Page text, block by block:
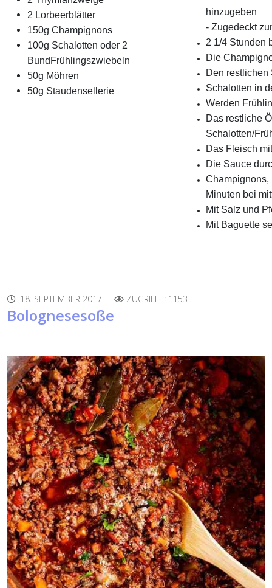
2 Lorbeerblätter
150g Champignons
100g Schalotten oder 2
BundFrühlingszwiebeln
50g Möhren
50g Staudensellerie
hinzugeben
- Zugedeckt
2 1/4 Stunden
Die
Den restlichen
Schalotten in
Werden
Das restliche
Schalotten/
Das Fleisch
Die Sauce
Champignons,
Minuten bei
Mit Salz und
Mit Baguette
18. SEPTEMBER 2017 ZUGRIFFE: 1153
Bolognesesoße